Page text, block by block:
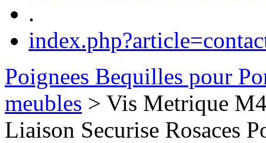
.
Poignees Bequilles pour
meubles > Vis Metrique
Liaison Securise Rosaces